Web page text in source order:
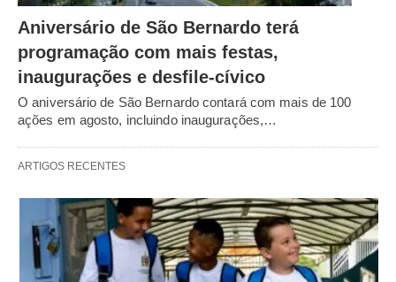
Aniversário de São Bernardo terá
programação com mais festas,
inaugurações e desfile-cívico
O aniversário de São Bernardo contará com mais de 100
ações em agosto, incluindo inaugurações,…
ARTIGOS RECENTES